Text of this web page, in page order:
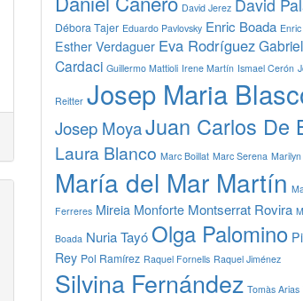
David Jerez David
Débora Tajer Eduardo Pavlovsky Enric Boada
Esther Verdaguer Eva Rodríguez
Cardaci Guillermo Mattioli Irene Martín Ismael Cerón
Reitter Josep Maria
Josep MoyaJuan Carlos De
Laura Blanco Marc Boillat Marc Serena
María del Mar Martín
Ferreres Mireia Monforte Montserrat Rovira
Boada Nuria Tayó Olga Palomino
Rey Pol Ramírez Raquel Fornells Raquel Jiménez
Silvina Fernández Tomàs Arias